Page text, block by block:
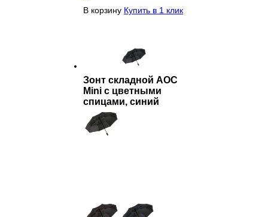
В корзину Купить в 1 клик
Зонт складной AOC
Mini с цветными
спицами, синий